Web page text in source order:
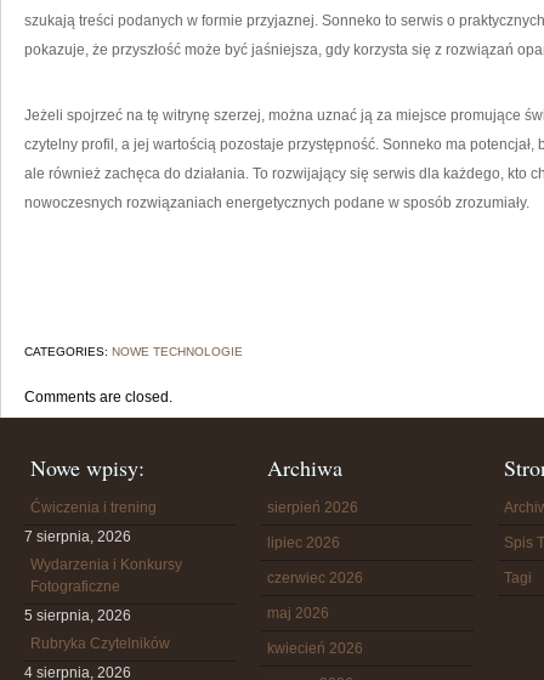
szukają treści podanych w formie przyjaznej. Sonneko to serwis o
pokazuje, że przyszłość może być jaśniejsza, gdy korzysta się z rozwiązań
Jeżeli spojrzeć na tę witrynę szerzej, można uznać ją za miejsce promujące
czytelny profil, a jej wartością pozostaje przystępność. Sonneko ma
ale również zachęca do działania. To rozwijający się serwis dla każdego, kto
nowoczesnych rozwiązaniach energetycznych podane w sposób zrozumiały.
CATEGORIES: NOWE TECHNOLOGIE
Comments are closed.
Nowe wpisy:
Ćwiczenia i trening
7 sierpnia, 2026
Wydarzenia i Konkursy
Fotograficzne
5 sierpnia, 2026
Rubryka Czytelników
4 sierpnia, 2026
Archiwa
sierpień 2026
lipiec 2026
czerwiec 2026
maj 2026
kwiecień 2026
Spis
Tagi